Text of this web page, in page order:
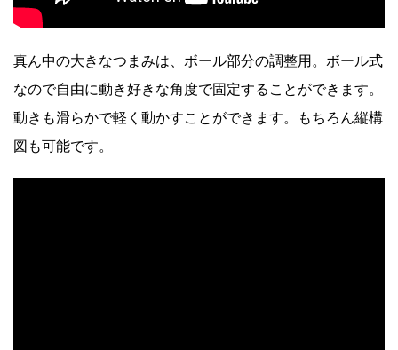
真ん中の大きなつまみは、ボール部分の調整用。ボール式
なので自由に動き好きな角度で固定することができます。
動きも滑らかで軽く動かすことができます。もちろん縦構
図も可能です。